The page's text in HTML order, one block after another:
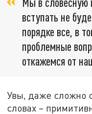
вступать не
порядке все, в
проблемные
откажемся от
Увы, даже сложно
словах –